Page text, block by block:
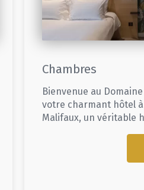
Chambres
Bienvenue au
votre charmant hôtel
Malifaux, un véritable